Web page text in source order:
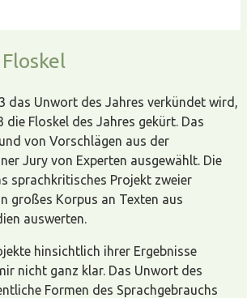
das Unwort des Jahres verkündet wird,
die Floskel des Jahres gekürt. Das
von Vorschlägen aus der
Jury von Experten ausgewählt. Die
sprachkritisches Projekt zweier
großes Korpus an Texten aus
auswerten.
hinsichtlich ihrer Ergebnisse
nicht ganz klar. Das Unwort des
Formen des Sprachgebrauchs